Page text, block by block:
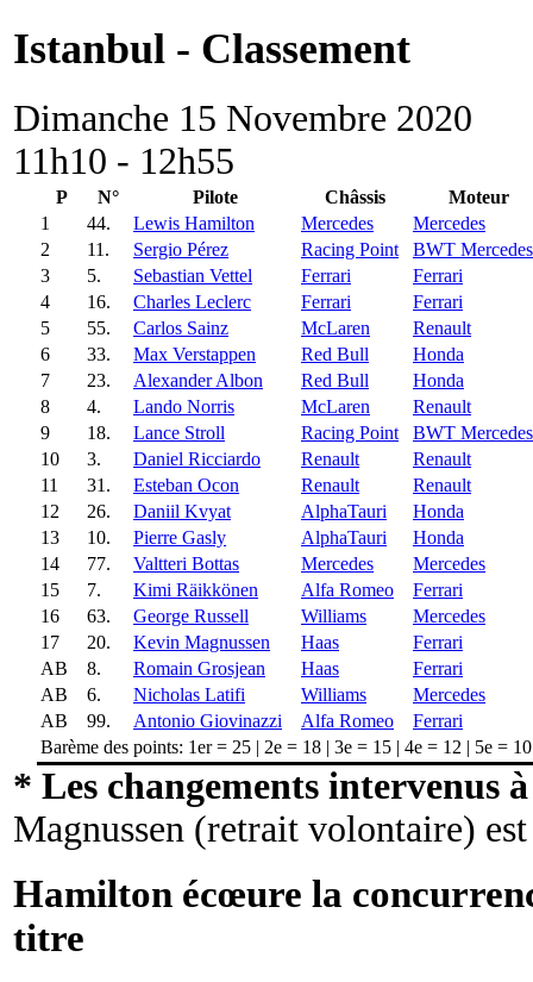
Istanbul - Classement
Dimanche 15 Novembre 2020
11h10 - 12h55
P N° Pilote Châssis
Moteur
1
44. Lewis Hamilton Mercedes
Mercedes
2
11. Sergio Pérez Racing Point
BWT Mercedes
3
5. Sebastian Vettel Ferrari
Ferrari
4
16. Charles Leclerc Ferrari
Ferrari
5
55. Carlos Sainz McLaren
Renault
6
33. Max Verstappen Red Bull
Honda
7
23. Alexander Albon Red Bull
Honda
8
4. Lando Norris McLaren
Renault
9
18. Lance Stroll Racing Point
BWT Mercedes
10
3. Daniel Ricciardo Renault
Renault
11
31. Esteban Ocon Renault
Renault
12
26. Daniil Kvyat AlphaTauri
Honda
13
10. Pierre Gasly AlphaTauri
Honda
14
77. Valtteri Bottas Mercedes
Mercedes
15
7. Kimi Räikkönen Alfa Romeo
Ferrari
16
63. George Russell Williams
Mercedes
17
20. Kevin Magnussen Haas
Ferrari
AB
8. Romain Grosjean Haas
Ferrari
AB
6. Nicholas Latifi Williams
Mercedes
AB
99. Antonio Giovinazzi Alfa Romeo
Ferrari
Barème des points: 1er = 25 | 2e = 18 | 3e = 15 | 4e = 12 | 5e =
* Les changements intervenus
Magnussen (retrait volontaire)
Hamilton écœure la
titre